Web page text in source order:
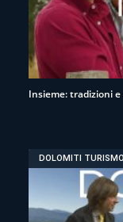
Insieme: tradizioni
DOLOMITI TURISMO